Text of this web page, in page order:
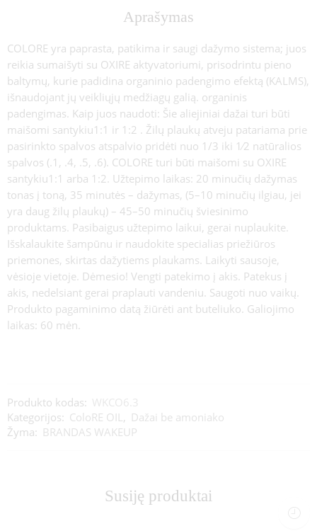
Aprašymas
COLORE yra paprasta, patikima ir saugi dažymo sistema; juos
reikia sumaišyti su OXIRE aktyvatoriumi, prisodrintu pieno
baltymų, kurie padidina organinio padengimo efektą (KALMS),
išnaudojant jų veikliųjų medžiagų galią. organinis
padengimas. Kaip juos naudoti: Šie aliejiniai dažai turi būti
maišomi santykiu1:1 ir 1:2 . Žilų plaukų atveju patariama prie
pasirinkto spalvos atspalvio pridėti nuo 1/3 iki 1⁄2 natūralios
spalvos (.1, .4, .5, .6). COLORE turi būti maišomi su OXIRE
santykiu1:1 arba 1:2. Užtepimo laikas: 20 minučių dažymas
tonas į toną, 35 minutės – dažymas, (5–10 minučių ilgiau, jei
yra daug žilų plaukų) – 45–50 minučių šviesinimo
produktams. Pasibaigus užtepimo laikui, gerai nuplaukite.
Išskalaukite šampūnu ir naudokite specialias priežiūros
priemones, skirtas dažytiems plaukams. Laikyti sausoje,
vėsioje vietoje. Dėmesio! Vengti patekimo į akis. Patekus į
akis, nedelsiant gerai praplauti vandeniu. Saugoti nuo vaikų.
Produkto pagaminimo datą žiūrėti ant buteliuko. Galiojimo
laikas: 60 mėn.
Produkto kodas: WKCO6.3
Kategorijos: ColoRE OIL, Dažai be amoniako
Žyma: BRANDAS WAKEUP
Susiję produktai